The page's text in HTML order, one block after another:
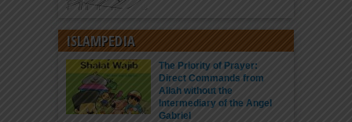
ISLAMPEDIA
The Priority of Prayer:
Direct Commands from
Allah without the
Intermediary of the Angel
Gabriel